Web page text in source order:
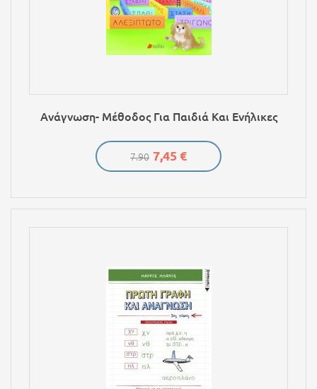
Ανάγνωση- Μέθοδος Για Παιδιά Και Ενήλικες
7.90 7,45 €